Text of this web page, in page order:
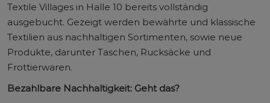
Textile Villages in Halle 10 bereits vollständig
ausgebucht. Gezeigt werden bewährte und klassische
Textilien aus nachhaltigen Sortimenten, sowie neue
Produkte, darunter Taschen, Rucksäcke und
Frottierwaren.
Bezahlbare Nachhaltigkeit: Geht das?